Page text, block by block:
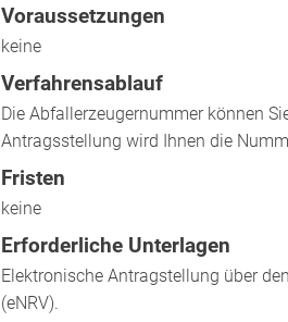
Voraussetzungen
keine
Verfahrensablauf
Die Abfallerzeugernummer können
Antragsstellung wird Ihnen die
Fristen
keine
Erforderliche Unterlagen
Elektronische Antragstellung über
(eNRV).